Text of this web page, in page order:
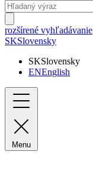
rozšírené vyhľadávanie
SKSlovensky
SKSlovensky
ENEnglish
Menu